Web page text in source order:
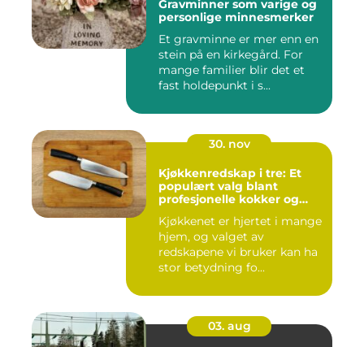
Gravminner som varige og
personlige minnesmerker
Et gravminne er mer enn en
stein på en kirkegård. For
mange familier blir det et
fast holdepunkt i s...
30. nov
Kjøkkenredskap i tre: Et
populært valg blant
profesjonelle kokker og
Kjøkkenet er hjertet i mange
hjem, og valget av
redskapene vi bruker kan ha
stor betydning fo...
03. aug